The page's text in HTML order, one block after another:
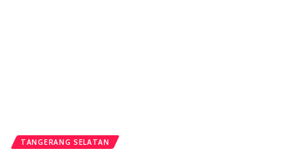
TANGERANG SELATAN